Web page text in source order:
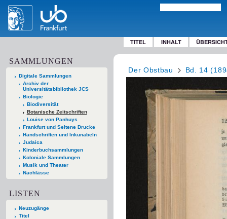
TITEL INHALT
SAMMLUNGEN
Digitale Sammlungen
Archiv der
Universitätsbibliothek JCS
Biologie
Biodiversität
Botanische Zeitschriften
Louise von Panhuys
Frankfurt und Seltene Drucke
Handschriften und Inkunabeln
Judaica
Kinderbuchsammlungen
Koloniale Sammlungen
Musik und Theater
Nachlässe
LISTEN
Neuzugänge
Titel
Der Obstbau Bd. 14